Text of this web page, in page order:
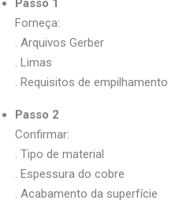
Passo 1
Forneça:
. Arquivos Gerber
. Limas
. Requisitos de empilhamento
Passo 2
Confirmar:
. Tipo de material
. Espessura do cobre
. Acabamento da superfície